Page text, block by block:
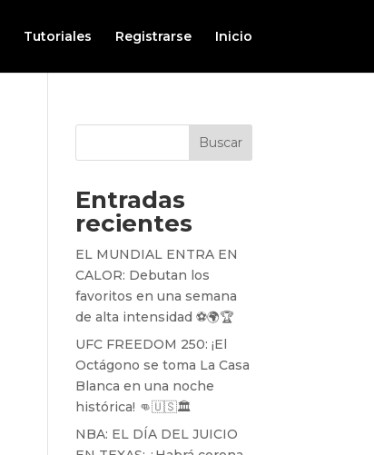
Tutoriales Registrarse Inicio
Buscar
Entradas
recientes
EL MUNDIAL ENTRA EN
CALOR: Debutan los
favoritos en una semana
de alta intensidad ⚽️🌍🏆
UFC FREEDOM 250: ¡El
Octágono se toma La Casa
Blanca en una noche
histórica! 👊🇺🇸🏛️
NBA: EL DÍA DEL JUICIO